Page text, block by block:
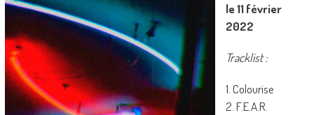
le 11 février
2022
Tracklist :
1. Colourise
2. F.E.A.R.